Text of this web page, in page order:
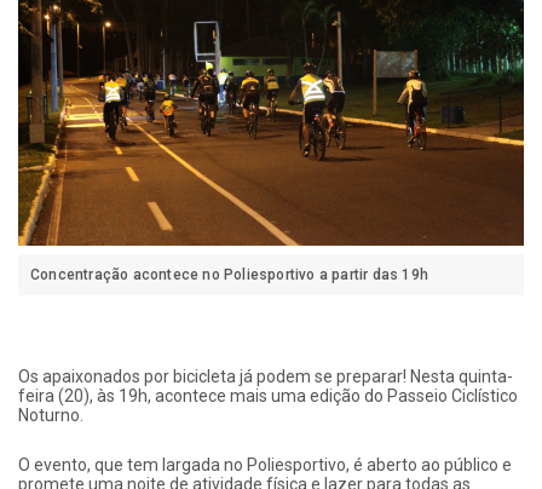
Concentração acontece no Poliesportivo a partir das 19h
Os apaixonados por bicicleta já podem se preparar! Nesta quinta-
feira (20), às 19h, acontece mais uma edição do Passeio Ciclístico
Noturno.
O evento, que tem largada no Poliesportivo, é aberto ao público e
promete uma noite de atividade física e lazer para todas as